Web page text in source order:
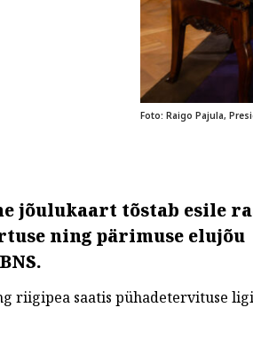
Foto: Raigo Pajula,
jõulukaart tõstab esile
ning pärimuse elujõu
riigipea saatis pühadetervituse